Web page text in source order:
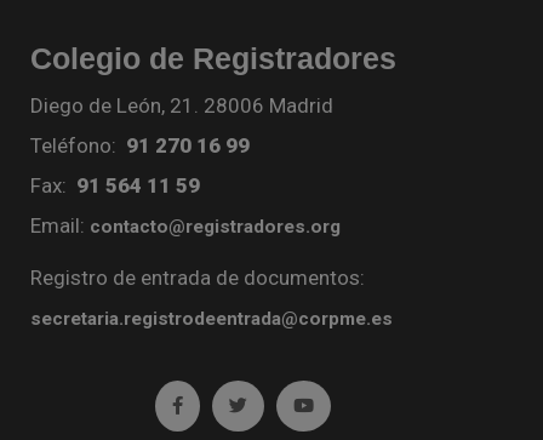
Colegio de Registradores
Diego de León, 21. 28006 Madrid
Teléfono: 91 270 16 99
Fax: 91 564 11 59
Email: contacto@registradores.org
Registro de entrada de documentos:
secretaria.registrodeentrada@corpme.es
Ir a facebook (abre en ventana nueva)
Ir a twitter (abre en ventana nueva)
Ir a YouTube (abre en